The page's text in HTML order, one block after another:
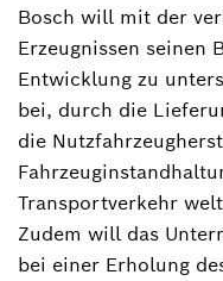
Bosch will mit der
Erzeugnissen seinen
Entwicklung zu
bei, durch die
die
Transportverkehr
Zudem will das
bei einer Erholung